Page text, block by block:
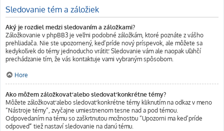
Sledovanie tém a záložiek
Aký je rozdiel medzi sledovaním a záložkami?
Záložkovanie v phpBB3 je veľmi podobné záložkám, ktoré poznáte z vášho
prehliadača. Nie ste upozornený, keď príde nový príspevok, ale môžete sa
kedykoľvek do témy jednoducho vrátiť. Sledovanie vám ale naopak uľahčí
prechádzanie tím, že vás kontaktuje vami vybraným spôsobom.
Hore
Ako môžem záložkovať alebo sledovať konkrétne témy?
Môžete záložkovať alebo sledovať konkrétne témy kliknutím na odkaz v meno
“Nástroje témy”, zvyčajne umiestnenom tesne nad a pod témou.
Odpovedaním na tému so zaškrtnutou možnosťou “Upozorni ma keď príde
odpoveď” tiež nastaví sledovanie na danú tému.